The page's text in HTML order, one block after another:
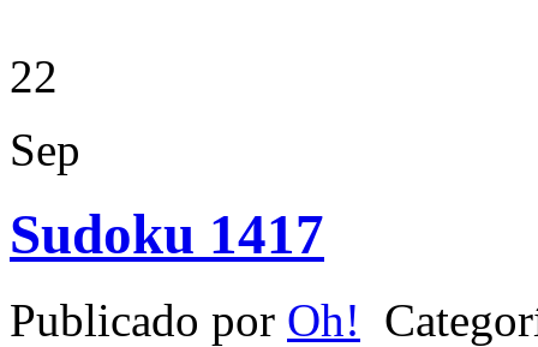
22
Sep
Sudoku 1417
Publicado por Oh!